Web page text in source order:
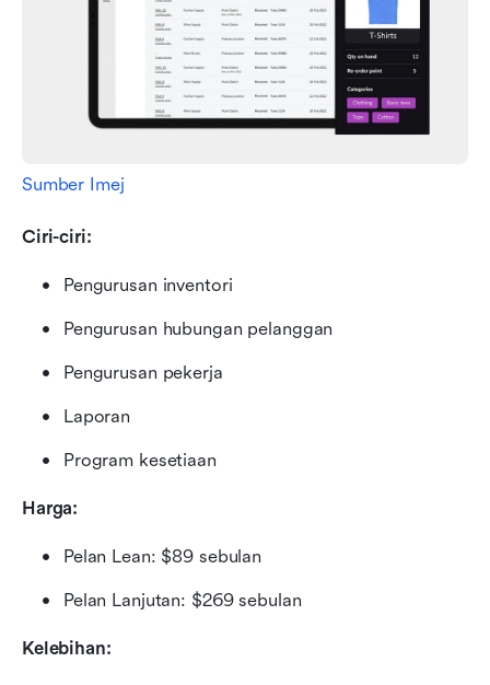
Sumber Imej
Ciri-ciri:
Pengurusan inventori
Pengurusan hubungan pelanggan
Pengurusan pekerja
Laporan
Program kesetiaan
Harga:
Pelan Lean: $89 sebulan
Pelan Lanjutan: $269 sebulan
Kelebihan: